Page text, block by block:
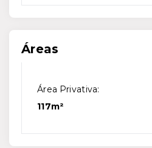
Áreas
Área Privativa:
117m²